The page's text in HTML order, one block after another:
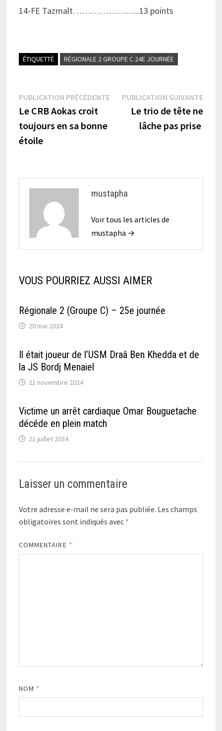
14-FE Tazmalt…………………..13 points
ÉTIQUETTÉ RÉGIONALE 2 GROUPE C 24E JOURNÉE
Navigation
de
l’article
PUBLICATION PRÉCÉDENTEPublication
précédente :
Le CRB Aokas croit
toujours en sa bonne
étoile
PUBLICATION SUIVANTE
Le trio de tête ne
lâche pas prise
mustapha
Voir tous les articles de
mustapha →
VOUS POURRIEZ AUSSI AIMER
Régionale 2 (Groupe C) – 25e journée
20 mai 2024
Il était joueur de l’USM Draâ Ben Khedda et de
la JS Bordj Menaiel
21 novembre 2024
Victime un arrêt cardiaque Omar Bouguetache
décéde en plein match
21 juillet 2024
Laisser un commentaire
Votre adresse e-mail ne sera pas publiée. Les champs
obligatoires sont indiqués avec *
COMMENTAIRE *
NOM *